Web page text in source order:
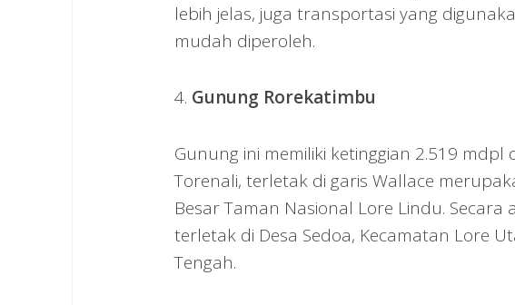
lebih jelas, juga transportasi yang
mudah diperoleh.
4. Gunung Rorekatimbu
Gunung ini memiliki ketinggian 2.519
Torenali, terletak di garis Wallace
Besar Taman Nasional Lore Lindu.
terletak di Desa Sedoa, Kecamatan Lore
Tengah.